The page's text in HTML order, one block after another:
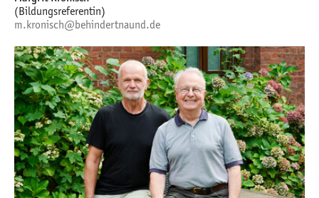
(Bildungsreferentin)
m.kronisch@behindertnaund.de